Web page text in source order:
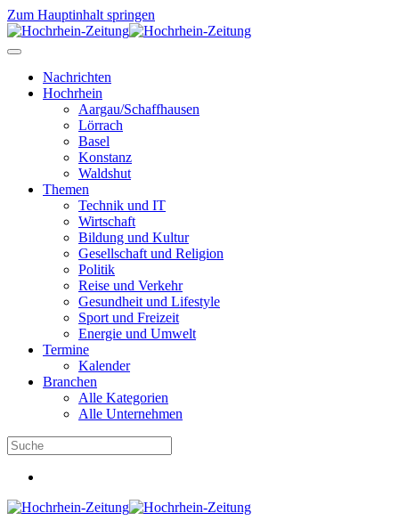
Zum Hauptinhalt springen
Nachrichten
Hochrhein
Aargau/Schaffhausen
Lörrach
Basel
Konstanz
Waldshut
Themen
Technik und IT
Wirtschaft
Bildung und Kultur
Gesellschaft und Religion
Politik
Reise und Verkehr
Gesundheit und Lifestyle
Sport und Freizeit
Energie und Umwelt
Termine
Kalender
Branchen
Alle Kategorien
Alle Unternehmen